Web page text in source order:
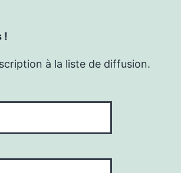
!
à la liste de diffusion.